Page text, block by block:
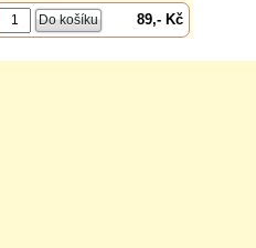
89,- Kč